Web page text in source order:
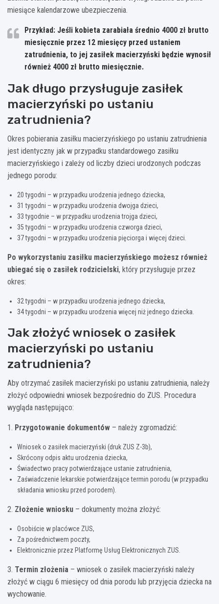
miesiące kalendarzowe ubezpieczenia.
Przykład: Jeśli kobieta zarabiała średnio 4000 zł brutto
miesięcznie przez 12 miesięcy przed ustaniem
zatrudnienia, to jej zasiłek macierzyński będzie wynosił
również 4000 zł brutto miesięcznie.
Jak długo przysługuje zasiłek
macierzyński po ustaniu
zatrudnienia?
Okres pobierania zasiłku macierzyńskiego po ustaniu zatrudnienia
jest identyczny jak w przypadku standardowego zasiłku
macierzyńskiego i zależy od liczby dzieci urodzonych podczas
jednego porodu:
20 tygodni – w przypadku urodzenia jednego dziecka,
31 tygodni – w przypadku urodzenia dwojga dzieci,
33 tygodnie – w przypadku urodzenia trojga dzieci,
35 tygodni – w przypadku urodzenia czworga dzieci,
37 tygodni – w przypadku urodzenia pięciorga i więcej dzieci.
Po wykorzystaniu zasiłku macierzyńskiego możesz również
ubiegać się o zasiłek rodzicielski, który przysługuje przez
okres:
32 tygodni – w przypadku urodzenia jednego dziecka,
34 tygodni – w przypadku urodzenia więcej niż jednego dziecka.
Jak złożyć wniosek o zasiłek
macierzyński po ustaniu
zatrudnienia?
Aby otrzymać zasiłek macierzyński po ustaniu zatrudnienia, należy
złożyć odpowiedni wniosek bezpośrednio do ZUS. Procedura
wygląda następująco:
1. Przygotowanie dokumentów – należy zgromadzić:
Wniosek o zasiłek macierzyński (druk ZUS Z-3b),
Skrócony odpis aktu urodzenia dziecka,
Świadectwo pracy potwierdzające ustanie zatrudnienia,
Zaświadczenie lekarskie potwierdzające termin porodu (w przypadku
składania wniosku przed porodem).
2. Złożenie wniosku – dokumenty można złożyć:
Osobiście w placówce ZUS,
Za pośrednictwem poczty,
Elektronicznie przez Platformę Usług Elektronicznych ZUS.
3. Termin złożenia – wniosek o zasiłek macierzyński należy
złożyć w ciągu 6 miesięcy od dnia porodu lub przyjęcia dziecka na
wychowanie.